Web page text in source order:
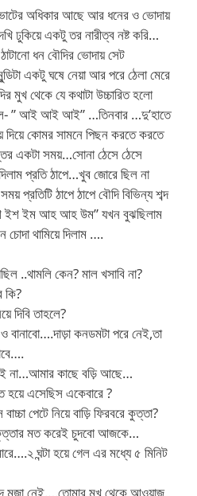
অধিকার আছে আর ধনের ও ভোদায়
ঢুকিয়ে একটু তর নারীত্ব নষ্ট করি…
ঠাটানো ধন বৌদির ভোদায় সেট
একটু ঘষে নেয়া আর পরে ঠেলা মেরে
মুখ থেকে যে কথাটা উচ্চারিত হলো
” আই আই আই” …তিনবার …দু’হাতে
কোমর সামনে পিছন করতে করতে
একটা সময়…সোনা ঠেসে ঠেসে
প্রতি ঠাপে…খুব জোরে ছিল না
প্রতিটি ঠাপে ঠাপে বৌদি বিভিন্য শব্দ
ইম আহ আহ উম” যখন বুঝছিলাম
থামিয়ে দিলাম ….
..থামলি কেন? মাল খসাবি না?
কি?
দিবি তাহলে?
কনডমটা পরে নেই,তা
না…আমার কাছে বড়ি আছে…
হয়ে এসেছিস একেবারে ?
পেটে নিয়ে বাড়ি ফিরবরে কুত্তা?
মত করেই চুদবো আজকে…
ঘন্টা হয়ে গেল এর মধ্যে ৫ মিনিট
মজা নেই….তোমার মুখ থেকে আওয়াজ